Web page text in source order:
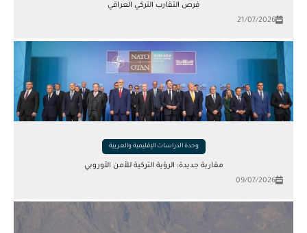
فرص التقارب التركي العراقي
21/07/2026
وحدة الدراسات الإقليمية والعربية
مقاربة جديدة: الرؤية التركية للأمن الأوروبي
09/07/2026